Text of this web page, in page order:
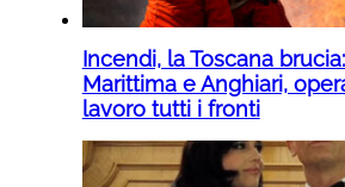
Incendi, la Toscana
Marittima e Anghiari,
lavoro tutti i fronti